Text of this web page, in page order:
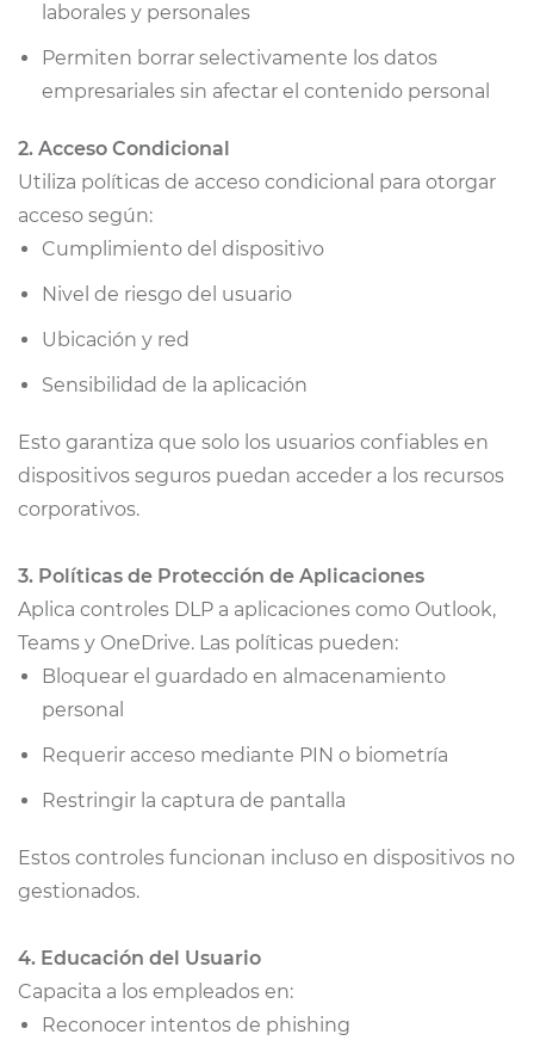
laborales y personales
Permiten borrar selectivamente los datos
empresariales sin afectar el contenido personal
2. Acceso Condicional
Utiliza políticas de acceso condicional para otorgar
acceso según:
Cumplimiento del dispositivo
Nivel de riesgo del usuario
Ubicación y red
Sensibilidad de la aplicación
Esto garantiza que solo los usuarios confiables en
dispositivos seguros puedan acceder a los recursos
corporativos.
3. Políticas de Protección de Aplicaciones
Aplica controles DLP a aplicaciones como Outlook,
Teams y OneDrive. Las políticas pueden:
Bloquear el guardado en almacenamiento
personal
Requerir acceso mediante PIN o biometría
Restringir la captura de pantalla
Estos controles funcionan incluso en dispositivos no
gestionados.
4. Educación del Usuario
Capacita a los empleados en:
Reconocer intentos de phishing